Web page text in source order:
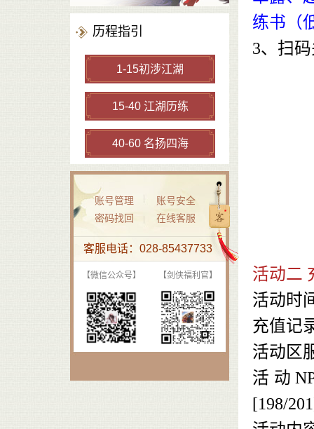
历程指引
1-15初涉江湖
15-40 江湖历练
40-60 名扬四海
账号管理
账号安全
密码找回
在线客服
客服电话：028-85437733
【微信公众号】 【剑侠福利官】
练书（
3、扫
活动二
活动时
充值记
活动区
活动
[198/